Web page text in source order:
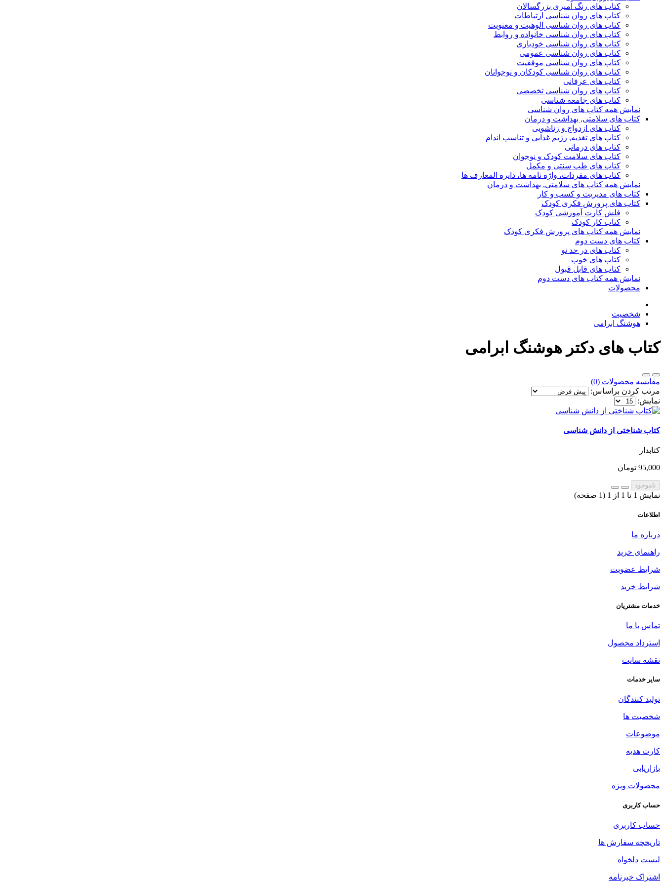
کتاب های رنگ آمیزی بزرگسالان
کتاب های روان شناسی ارتباطات
کتاب های روان شناسی الوهیت و معنویت
کتاب های روان شناسی خانواده و روابط
کتاب های روان شناسی خودیاری
کتاب های روان شناسی عمومی
کتاب های روان شناسی موفقیت
کتاب های روان شناسی کودکان و نوجوانان
کتاب های عرفانی
کتاب های روان شناسی تخصصی
کتاب های جامعه شناسی
نمایش همه کتاب های روان شناسی
کتاب های سلامتی, بهداشت و درمان
کتاب های ازدواج و زناشویی
کتاب های تغذیه, رژیم غذایی و تناسب اندام
کتاب های درمانی
کتاب های سلامت کودک و نوجوان
کتاب های طب سنتی و مکمل
کتاب های مفردات، واژه نامه ها، دایره المعارف ها
نمایش همه کتاب های سلامتی, بهداشت و درمان
کتاب های مدیریت و کسب و کار
کتاب های پرورش فکری کودک
فلش کارت آموزشی کودک
کتاب کار کودک
نمایش همه کتاب های پرورش فکری کودک
کتاب های دست دوم
کتاب های در حد نو
کتاب های خوب
کتاب های قابل قبول
نمایش همه کتاب های دست دوم
محصولات
شخصیت
هوشنگ ابرامی
کتاب های دکتر هوشنگ ابرامی
مقایسه محصولات (0)
مرتب کردن براساس:
نمایش:
کتاب شناختی از دانش شناسی
کتابدار
95,000 تومان
ناموجود
نمایش 1 تا 1 از 1 (1 صفحه)
اطلاعات
درباره ما
راهنمای خرید
شرایط عضویت
شرایط خرید
خدمات مشتریان
تماس با ما
استرداد محصول
نقشه سایت
سایر خدمات
تولید کنندگان
شخصیت ها
موضوعات
کارت هدیه
بازاریابی
محصولات ویژه
حساب کاربری
حساب کاربری
تاریخچه سفارش ها
لیست دلخواه
اشتراک خبرنامه